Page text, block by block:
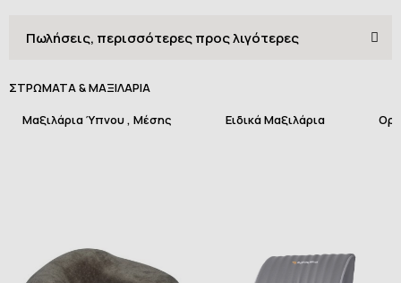
ΣΤΡΩΜΑΤΑ & ΜΑΞΙΛΑΡΙΑ
Μαξιλάρια Ύπνου , Μέσης
Ειδικά Μαξιλάρια